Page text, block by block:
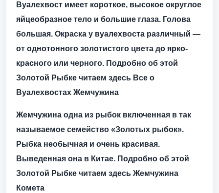
Вуалехвост имеет короткое, высокое округлое
яйцеобразное тело и большие глаза. Голова
большая. Окраска у вуалехвоста различный —
от однотонного золотистого цвета до ярко-
красного или черного. Подробно об этой
Золотой Рыбке читаем здесь Все о
Вуалехвостах Жемчужина
Жемчужина одна из рыбок включенная в так
называемое семейство «Золотых рыбок».
Рыбка необычная и очень красивая.
Выведенная она в Китае. Подробно об этой
Золотой Рыбке читаем здесь Жемчужина
Комета